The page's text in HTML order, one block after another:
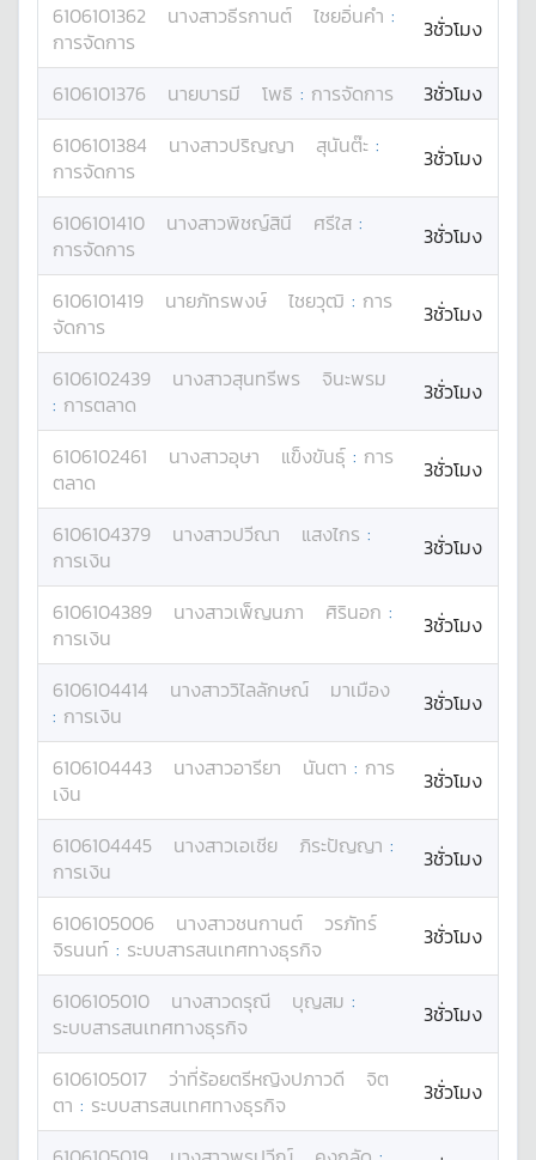
6106101362 นางสาวธีรกานต์ ไชยอิ่นคำ :
การจัดการ
3ชั่วโมง
6106101376 นายบารมี โพธิ : การจัดการ
3ชั่วโมง
6106101384
นางสาวปริญญา สุนันต๊ะ :
การจัดการ
3ชั่วโมง
6106101410 นางสาวพิชญ์สินี ศรีใส :
การจัดการ
3ชั่วโมง
6106101419 นายภัทรพงษ์ ไชยวุฒิ : การ
จัดการ
3ชั่วโมง
6106102439 นางสาวสุนทรีพร
จินะพรม
: การตลาด 3ชั่วโมง
6106102461 นางสาวอุษา แข็งขันธุ์ : การ
ตลาด
3ชั่วโมง
6106104379 นางสาวปวีณา แสงไกร :
การเงิน
3ชั่วโมง
6106104389 นางสาวเพ็ญนภา ศิรินอก :
การเงิน
3ชั่วโมง
6106104414 นางสาววิไลลักษณ์
มาเมือง
: การเงิน 3ชั่วโมง
6106104443 นางสาวอารียา นันตา : การ
เงิน
3ชั่วโมง
6106104445 นางสาวเอเชีย ภิระปัญญา :
การเงิน
3ชั่วโมง
6106105006 นางสาวชนกานต์
วรภัทร์
จิรนนท์ : ระบบสารสนเทศทางธุรกิจ 3ชั่วโมง
6106105010 นางสาวดรุณี บุญสม :
ระบบสารสนเทศทางธุรกิจ
3ชั่วโมง
6106105017 ว่าที่ร้อยตรีหญิงปภาวดี
จิต
ตา : ระบบสารสนเทศทางธุรกิจ 3ชั่วโมง